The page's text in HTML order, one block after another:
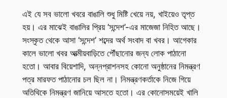
এই যে সব ভালো খবরে বাঙালি শুধু মিষ্টি খেয়ে নয়, খাইয়েও তৃপ্ত
হয়। এর মাঝেই বাঙালির প্রিয় ‘সন্দেশ’-এর মাজেজা নিহিত আছে।
সংস্কৃত থেকে আসা ‘সন্দেশ’ শব্দের অর্থ সংবাদ বা খবর। আগেকার
কালে ভালো খবর আত্মীয়বাড়িতে পৌঁছানোর জন্য লোক পাঠানো
হতো। আবার বিয়েশাদি, অন্নপ্রাশনসহ কোনো অনুষ্ঠানের নিমন্ত্রণ
পত্র মারফত পাঠানোর চল ছিল না। নিমন্ত্রণকর্তাকে নিজে গিয়ে
অতিথিকে নিমন্ত্রণ জানিয়ে আসতে হতো। এর কোনোসময়েই খালি